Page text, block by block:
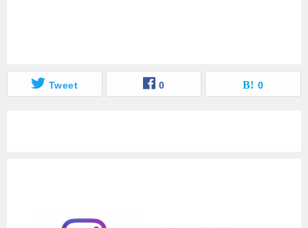
Tweet 0 0